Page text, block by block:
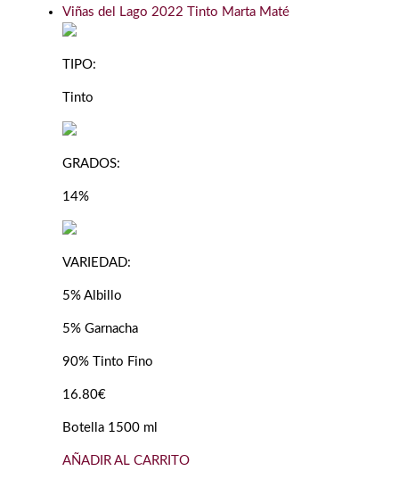
Viñas del Lago 2022 Tinto Marta Maté
TIPO:
Tinto
GRADOS:
14%
VARIEDAD:
5% Albillo
5% Garnacha
90% Tinto Fino
16.80€
Botella 1500 ml
AÑADIR AL CARRITO